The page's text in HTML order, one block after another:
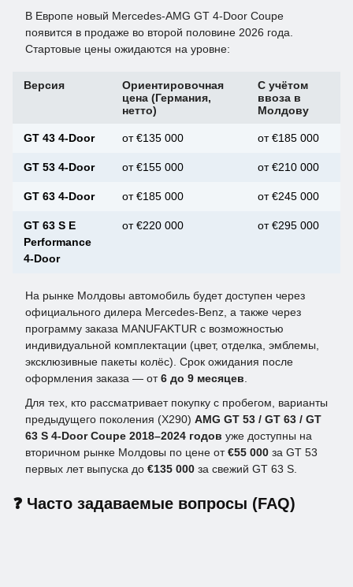
В Европе новый Mercedes-AMG GT 4-Door Coupe
появится в продаже во второй половине 2026 года.
Стартовые цены ожидаются на уровне:
Версия
Ориентировочная
цена (Германия,
нетто)
С учётом
ввоза в
Молдову
GT 43 4-Door от €135 000 от €185 000
GT 53 4-Door от €155 000 от €210 000
GT 63 4-Door от €185 000 от €245 000
GT 63 S E
Performance
4-Door
от €220 000 от €295 000
На рынке Молдовы автомобиль будет доступен через
официального дилера Mercedes-Benz, а также через
программу заказа MANUFAKTUR с возможностью
индивидуальной комплектации (цвет, отделка, эмблемы,
эксклюзивные пакеты колёс). Срок ожидания после
оформления заказа — от6 до 9 месяцев.
Для тех, кто рассматривает покупку с пробегом, варианты
предыдущего поколения (X290) AMG GT 53 / GT 63 / GT
63 S 4-Door Coupe 2018–2024 годов уже доступны на
вторичном рынке Молдовы по цене от€55 000 за GT 53
первых лет выпуска до €135 000 за свежий GT 63 S.
❓ Часто задаваемые вопросы (FAQ)